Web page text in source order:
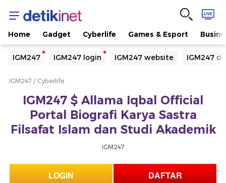
Home Gadget Cyberlife Games & Esport
IGM247 IGM247 login IGM247 website IGM247
Yang sedang ramai dicari
Loading...
Loading...
IGM247 Cyberlife
IGM247 $ Allama Iqbal Official
Portal Biografi Karya Sastra
Filsafat Islam dan Studi Akademik
IGM247
LOGIN DAFTAR